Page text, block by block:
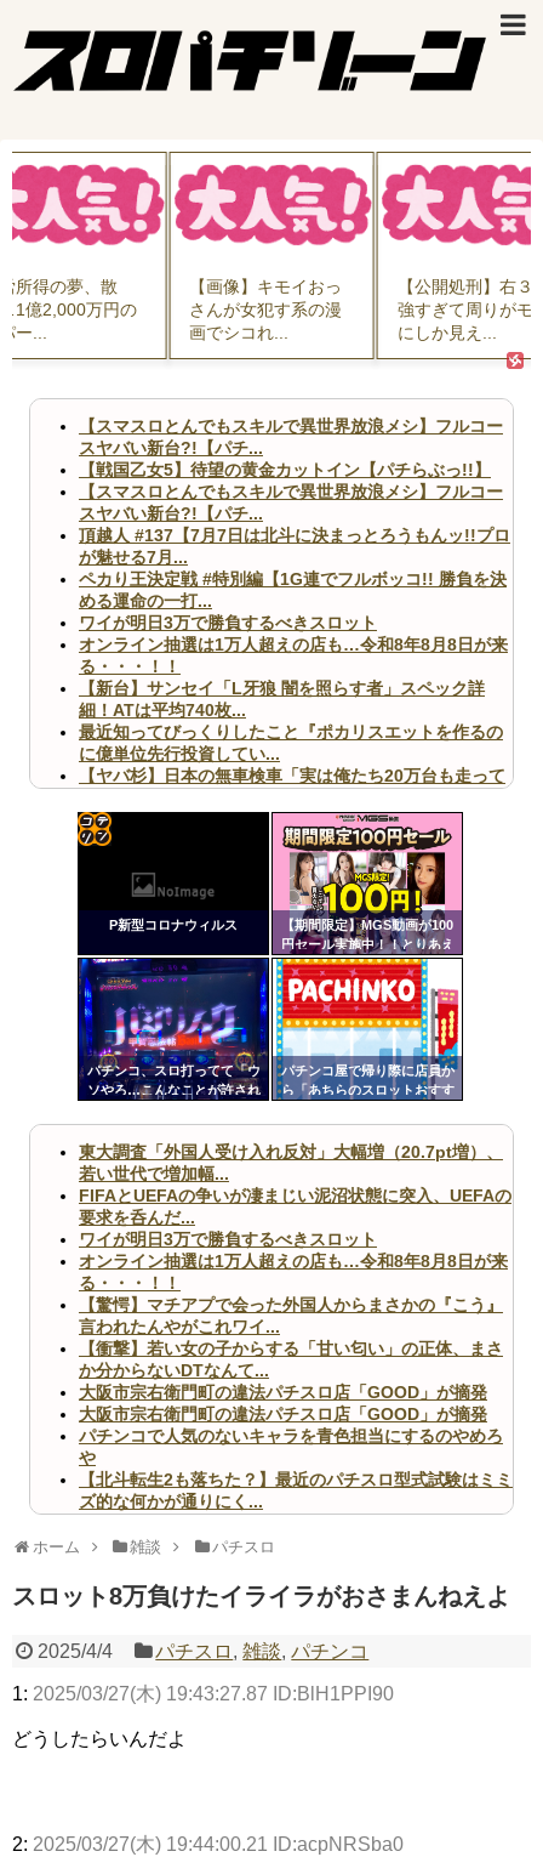
所得の夢、散
億2,000万円の
ー...
【画像】キモイおっ
さんが女犯す系の漫
画でシコれ...
【公開処刑】右３
強すぎて周りがモ
にしか見え...
【スマスロとんでもスキルで異世界放浪メシ】フルコー
スヤバい新台?!【パチ...
【戦国乙女5】待望の黄金カットイン【パチらぶっ!!】
【スマスロとんでもスキルで異世界放浪メシ】フルコー
スヤバい新台?!【パチ...
頂越人 #137【7月7日は北斗に決まっとろうもんッ!!プロ
が魅せる7月...
ペカり王決定戦 #特別編【1G連でフルボッコ!! 勝負を決
める運命の一打...
ワイが明日3万で勝負するべきスロット
オンライン抽選は1万人超えの店も…令和8年8月8日が来
る・・・！！
【新台】サンセイ「L牙狼 闇を照らす者」スペック詳
細！ATは平均740枚...
最近知ってびっくりしたこと『ポカリスエットを作るの
に億単位先行投資してい...
【ヤバ杉】日本の無車検車「実は俺たち20万台も走って
【閲覧注意】俺が近くにいると機械が壊れるんだけどさ
【画像】ペプシコーラ社、「こういうのでいいんだよ」
Powered by livedoor 相互RSS
P新型コロナウィルス
【期間限定】MGS動画が100
円セール実施中！！とりあえ
ず全部買うやろｗｗｗｗｗ
パチンコ、スロ打ってて「ウ
ソやろ…こんなことが許され
こと
パチンコ屋で帰り際に店員か
ら「あちらのスロットおすす
んだが
定リ
ンク
自動
更新
ツー
東大調査「外国人受け入れ反対」大幅増（20.7pt増）、
若い世代で増加幅...
FIFAとUEFAの争いが凄まじい泥沼状態に突入、UEFAの
要求を呑んだ...
ワイが明日3万で勝負するべきスロット
オンライン抽選は1万人超えの店も…令和8年8月8日が来
る・・・！！
【驚愕】マチアプで会った外国人からまさかの『こう』
言われたんやがこれワイ...
【衝撃】若い女の子からする「甘い匂い」の正体、まさ
か分からないDTなんて...
大阪市宗右衛門町の違法パチスロ店「GOOD」が摘発
大阪市宗右衛門町の違法パチスロ店「GOOD」が摘発
パチンコで人気のないキャラを青色担当にするのやめろ
や
【北斗転生2も落ちた？】最近のパチスロ型式試験はミミ
ズ的な何かが通りにく...
いヤバいか教えて？...
Powered by livedoor 相互RSS
ホーム 雑談 パチスロ
スロット8万負けたイライラがおさまんねえよ
2025/4/4 パチスロ ,雑談,パチンコ
1: 2025/03/27(木) 19:43:27.87 ID:BlH1PPI90
どうしたらいんだよ
2: 2025/03/27(木) 19:44:00.21 ID:acpNRSba0